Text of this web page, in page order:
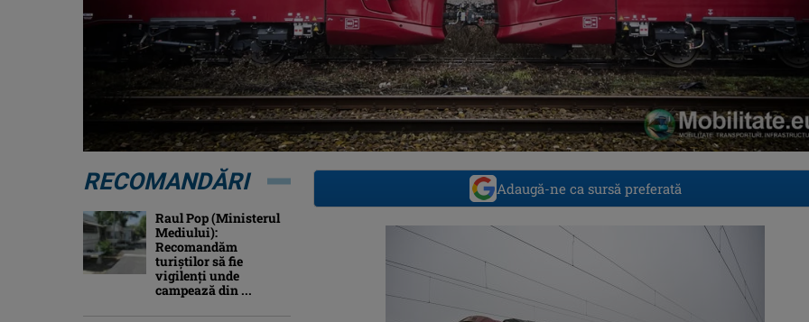
Adaugă-ne ca sursă preferată
RECOMANDĂRI
Raul Pop (Ministerul
Mediului):
Recomandăm
turiştilor să fie
vigilenţi unde
campează din ...